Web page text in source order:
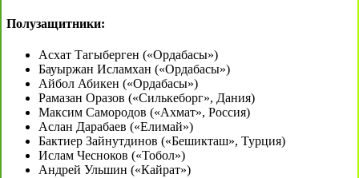
Полузащитники:
Асхат Тагыберген («Ордабасы»)
Бауыржан Исламхан («Ордабасы»)
Айбол Абикен («Ордабасы»)
Рамазан Оразов («Силькеборг», Дания)
Максим Самородов («Ахмат», Россия)
Аслан Дарабаев («Елимай»)
Бактиер Зайнутдинов («Бешикташ», Турция)
Ислам Чесноков («Тобол»)
Андрей Ульшин («Кайрат»)